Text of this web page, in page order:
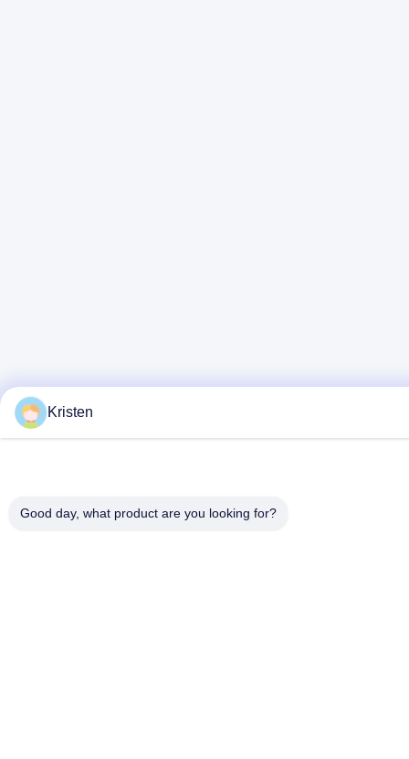
Kristen
Good day, what product are you looking for?